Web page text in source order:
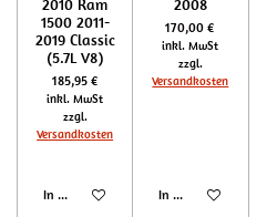
2010 Ram
1500 2011-
2019 Classic
(5.7L V8)
185,95 €
inkl. MwSt
zzgl.
Versandkosten
In den Warenkorb
2008
170,00 €
inkl. MwSt
zzgl.
Versandkosten
In den Warenkorb